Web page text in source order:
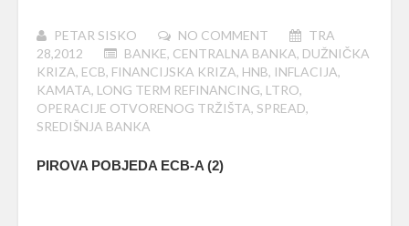
PETAR SISKO NO COMMENT
TRA
28,2012
BANKE, CENTRALNA BANKA, DUŽNIČKA
KRIZA, ECB, FINANCIJSKA KRIZA, HNB, INFLACIJA,
KAMATA, LONG TERM REFINANCING, LTRO,
OPERACIJE OTVORENOG TRŽIŠTA, SPREAD,
SREDIŠNJA BANKA
PIROVA POBJEDA ECB-A (2)